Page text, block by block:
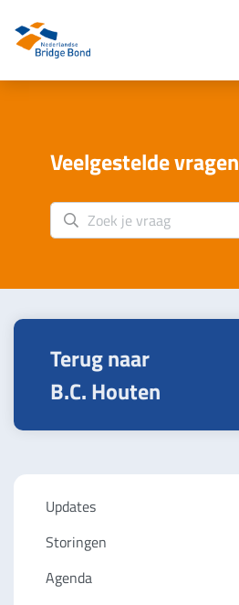
Veelgestelde vragen
Terug naar
B.C. Houten
Updates
Storingen
Agenda